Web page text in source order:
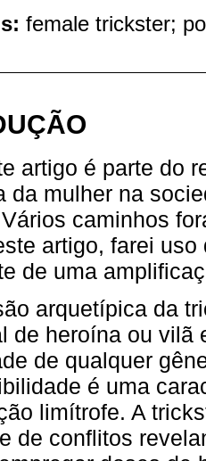
female trickster;
artigo é parte do
da mulher na
caminhos
artigo, farei
de uma
arquetípica da
de heroína ou vilã
de qualquer
é uma
limítrofe. A
de conflitos